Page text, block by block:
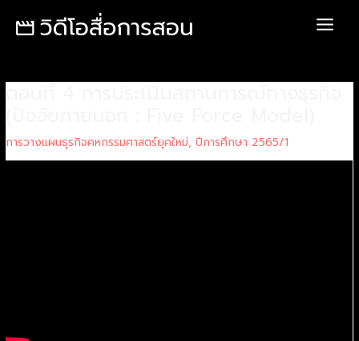
Main
การวางแผนธุรกิจคหกรรมศาสตร์ยุคใหม่,ปีการศึกษา 2565/1
navigation